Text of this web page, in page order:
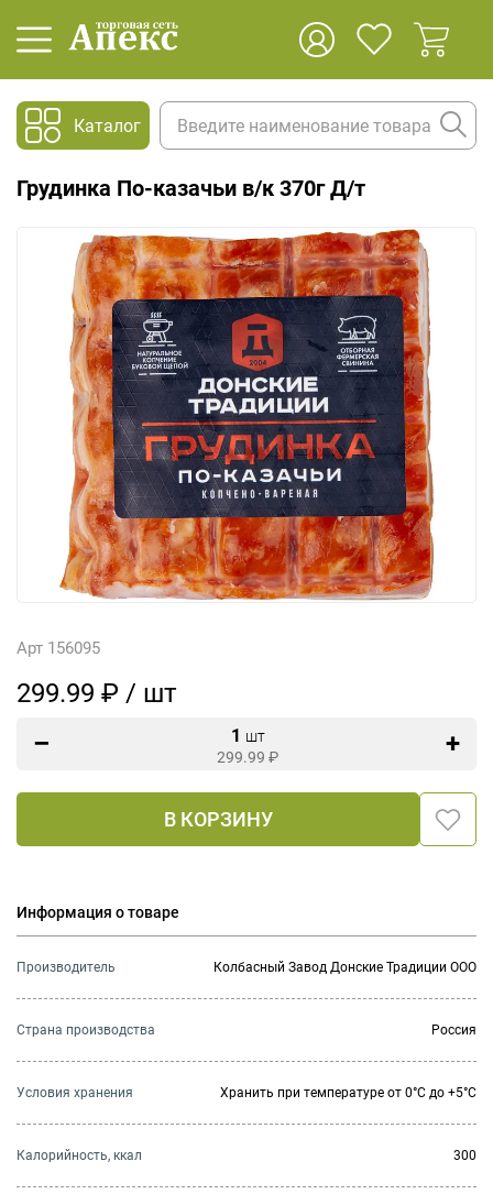
Каталог
Грудинка По-казачьи в/к 370г Д/т
Арт 156095
299.99 ₽ / шт
1 шт
299.99 ₽
В КОРЗИНУ
Информация о товаре
Производитель Колбасный Завод Донские Традиции ООО
Страна производства Россия
Условия хранения Хранить при температуре от 0°С до +5°С
Калорийность, ккал 300